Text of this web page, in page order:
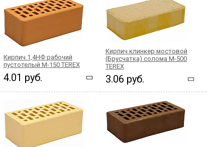
Кирпич 1,4НФ рабочий
пустотелый М-150 TEREX
4.01 руб.
Кирпич клинкер мостовой
(Брусчатка) солома М-500
TEREX
3.06 руб.